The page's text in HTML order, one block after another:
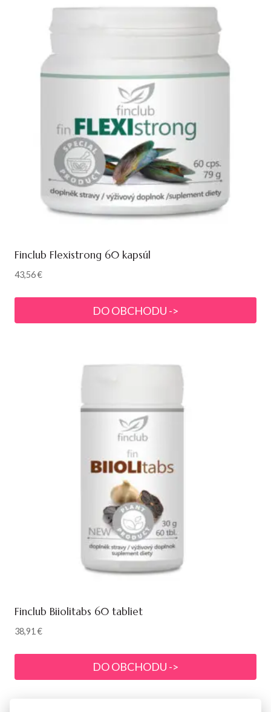
Finclub Flexistrong 60 kapsúl
43,56€
DO OBCHODU ->
Finclub Biiolitabs 60 tabliet
38,91€
DO OBCHODU ->